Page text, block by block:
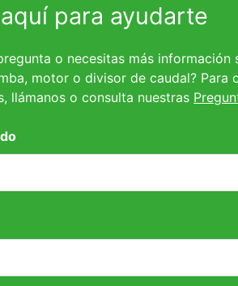
para ayudarte
o necesitas más
motor o divisor de caudal? Para
llámanos o consulta nuestras